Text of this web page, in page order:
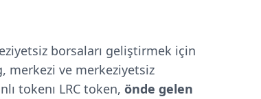
borsaları geliştirmek için
merkezi ve merkeziyetsiz
tokenı LRC token, önde gelen